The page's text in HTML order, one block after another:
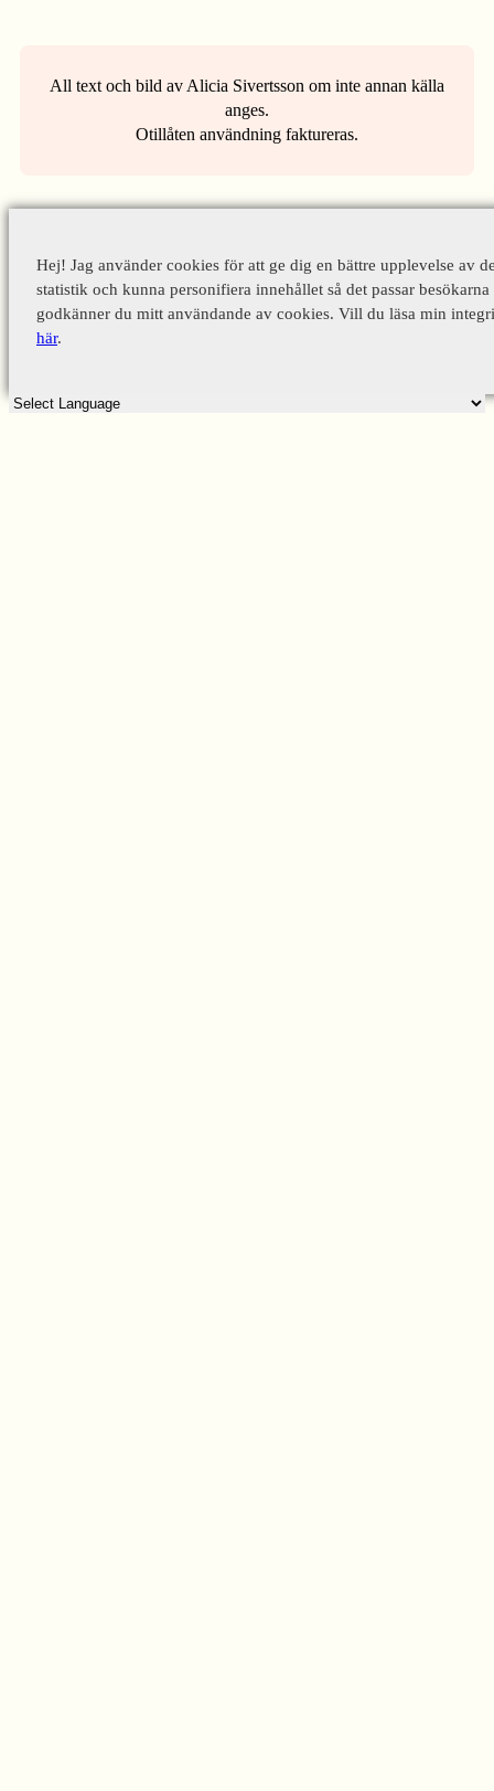
All text och bild av Alicia Sivertsson om inte annan källa
anges.
Otillåten användning faktureras.
Hej! Jag använder cookies för att ge dig en bättre upplevelse av
statistik och kunna personifiera innehållet så det passar
godkänner du mitt användande av cookies. Vill du läsa min
här.